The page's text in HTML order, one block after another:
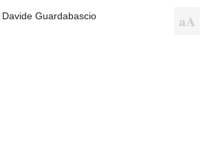
Davide Guardabascio